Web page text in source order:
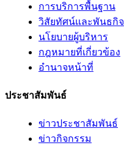
การบริการพื้นฐาน
วิสัยทัศน์และพันธกิจ
นโยบายผู้บริหาร
กฎหมายที่เกี่ยวข้อง
อํานาจหน้าที่
ประชาสัมพันธ์
ข่าวประชาสัมพันธ์
ข่าวกิจกรรม